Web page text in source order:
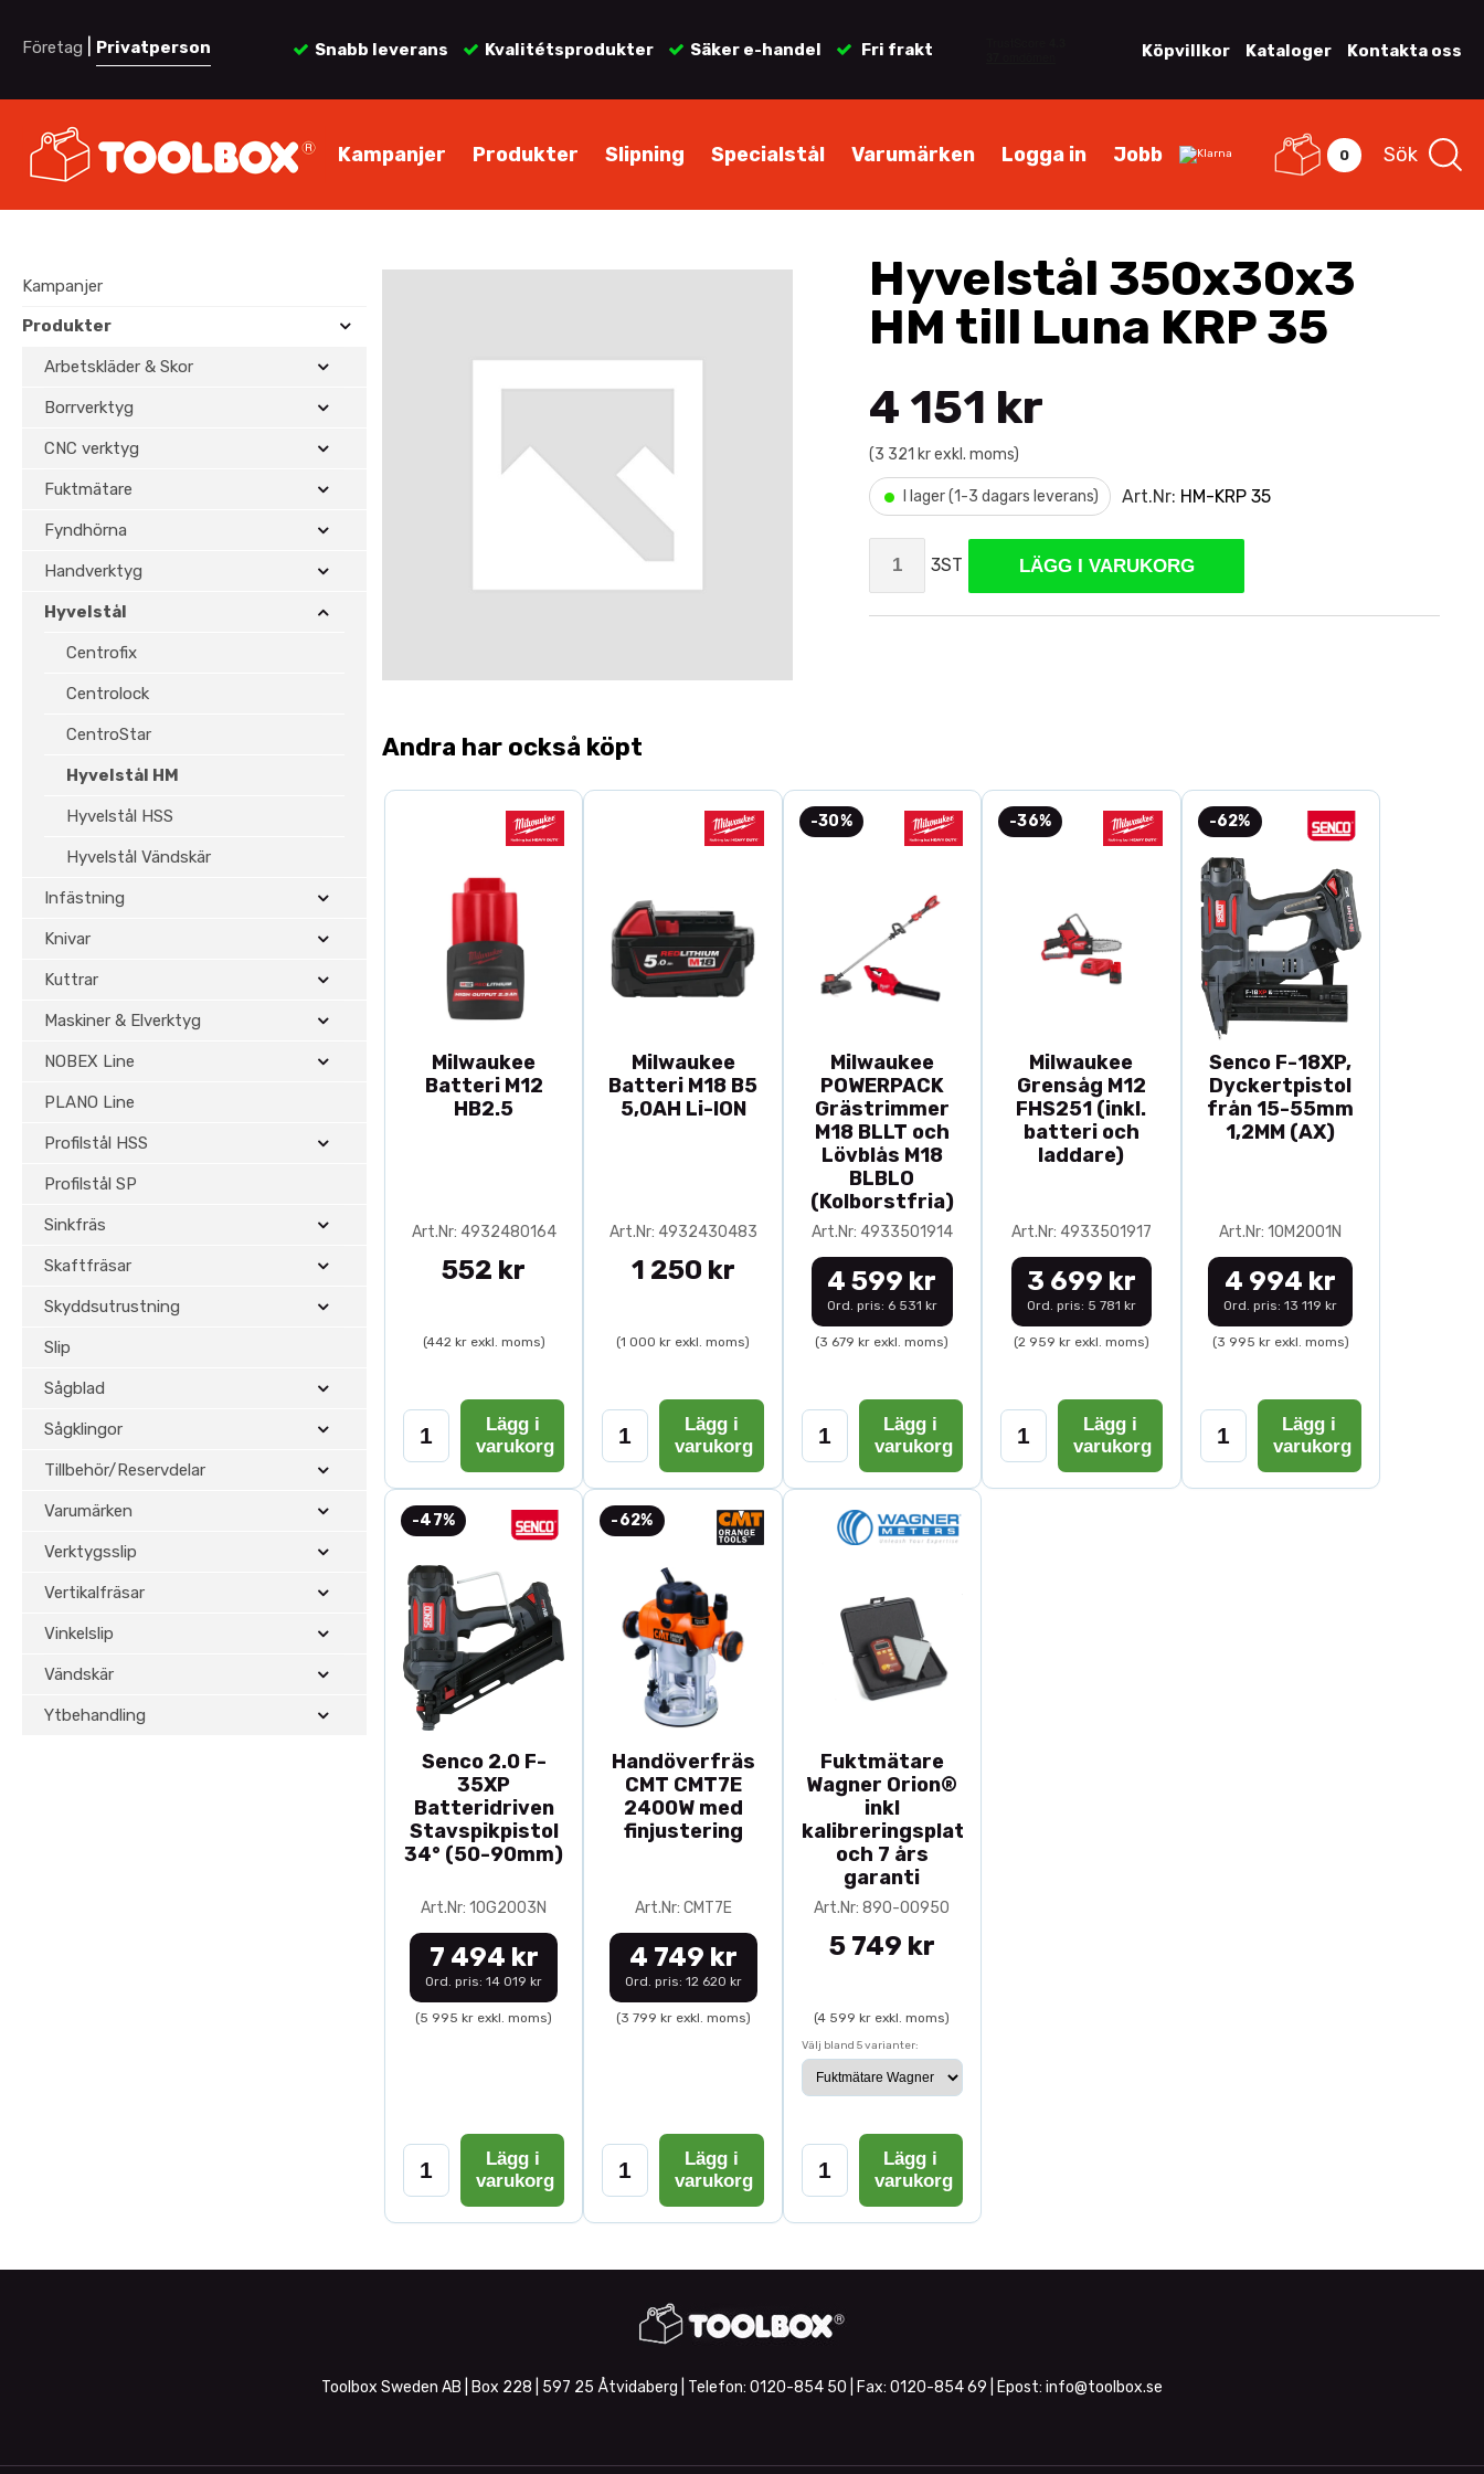
Företag Privatperson Snabb leverans Kvalitétsprodukter Säker e-handel Fri frakt Köpvillkor Kataloger Kontakta oss
Kampanjer Produkter Slipning Specialstål Varumärken Logga in Jobb 0 Sök
Kampanjer
Produkter
Arbetskläder & Skor
Borrverktyg
CNC verktyg
Fuktmätare
Fyndhörna
Handverktyg
Hyvelstål
Centrofix
Centrolock
CentroStar
Hyvelstål HM
Hyvelstål HSS
Hyvelstål Vändskär
Infästning
Knivar
Kuttrar
Maskiner & Elverktyg
NOBEX Line
PLANO Line
Profilstål HSS
Profilstål SP
Sinkfräs
Skaftfräsar
Skyddsutrustning
Slip
Sågblad
Sågklingor
Tillbehör/Reservdelar
Varumärken
Verktygsslip
Vertikalfräsar
Vinkelslip
Vändskär
Ytbehandling
Hyvelstål 350x30x3
HM till Luna KRP 35
4 151 kr
(3 321 kr exkl. moms)
• I lager (1-3 dagars leverans) Art.Nr: HM-KRP 35
3ST LÄGG I VARUKORG
Andra har också köpt
Milwaukee
Batteri M12
HB2.5
Art.Nr: 4932480164
552 kr
(442 kr exkl. moms)
Lägg i
varukorg
Milwaukee
Batteri M18 B5
5,0AH Li-ION
Art.Nr: 4932430483
1 250 kr
(1 000 kr exkl. moms)
Lägg i
varukorg
-30%
Milwaukee
POWERPACK
Grästrimmer
M18 BLLT och
Lövblås M18
BLBLO
(Kolborstfria)
Art.Nr: 4933501914
4 599 kr
Ord. pris: 6 531 kr
(3 679 kr exkl. moms)
Lägg i
varukorg
-36%
Milwaukee
Grensåg M12
FHS251 (inkl.
batteri och
laddare)
Art.Nr: 4933501917
3 699 kr
Ord. pris: 5 781 kr
(2 959 kr exkl. moms)
Lägg i
varukorg
-62%
Senco F-18XP,
Dyckertpistol
från 15-55mm
1,2MM (AX)
Art.Nr: 10M2001N
4 994 kr
Ord. pris: 13 119 kr
(3 995 kr exkl. moms)
Lägg i
varukorg
-47%
Senco 2.0 F-
35XP
Batteridriven
Stavspikpistol
34° (50-90mm)
Art.Nr: 10G2003N
7 494 kr
Ord. pris: 14 019 kr
(5 995 kr exkl. moms)
Lägg i
varukorg
-62%
Handöverfräs
CMT CMT7E
2400W med
finjustering
Art.Nr: CMT7E
4 749 kr
Ord. pris: 12 620 kr
(3 799 kr exkl. moms)
Lägg i
varukorg
Fuktmätare
Wagner Orion®
inkl
kalibreringsplatta
och 7 års
garanti
Art.Nr: 890-00950
5 749 kr
(4 599 kr exkl. moms)
Välj bland 5 varianter:
Lägg i
varukorg
Toolbox Sweden AB | Box 228 | 597 25 Åtvidaberg | Telefon: 0120-854 50 | Fax: 0120-854 69 | Epost: info@toolbox.se